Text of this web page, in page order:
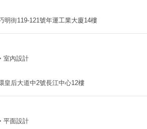
明街119-121號年運工業大廈14樓
室內設計
皇后大道中2號長江中心12樓
平面設計